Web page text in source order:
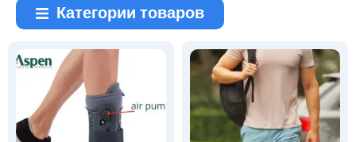
Категории товаров